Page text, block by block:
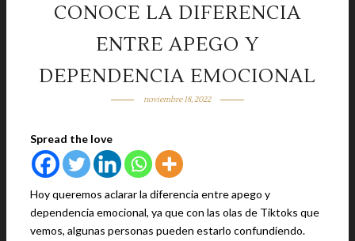
CONOCE LA DIFERENCIA
ENTRE APEGO Y
DEPENDENCIA EMOCIONAL
noviembre 18, 2022
Spread the love
Hoy queremos aclarar la diferencia entre apego y
dependencia emocional, ya que con las olas de Tiktoks que
vemos, algunas personas pueden estarlo confundiendo.